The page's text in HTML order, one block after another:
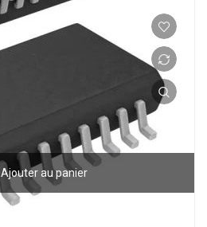
Ajouter au panier